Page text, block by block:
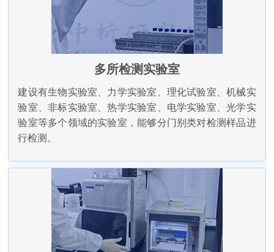
多所检测实验室
建设有生物实验室、力学实验室、理化试验室、机械实
验室、非标实验室、热学实验室、电学实验室、光学实
验室等多个领域的实验室，能够分门别类对检测样品进
行检测。